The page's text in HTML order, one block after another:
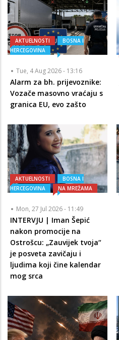
AKTUELNOSTI
BOSNA I
HERCEGOVINA
Tue, 4 Aug 2026 - 13:16
Alarm za bh. prijevoznike:
Vozače masovno vraćaju s
granica EU, evo zašto
AKTUELNOSTI
BOSNA I
HERCEGOVINA
NA MREŽAMA
Mon, 27 Jul 2026 - 11:49
INTERVJU | Iman Šepić
nakon promocije na
Ostrošcu: „Zauvijek tvoja“
je posveta zavičaju i
ljudima koji čine kalendar
mog srca